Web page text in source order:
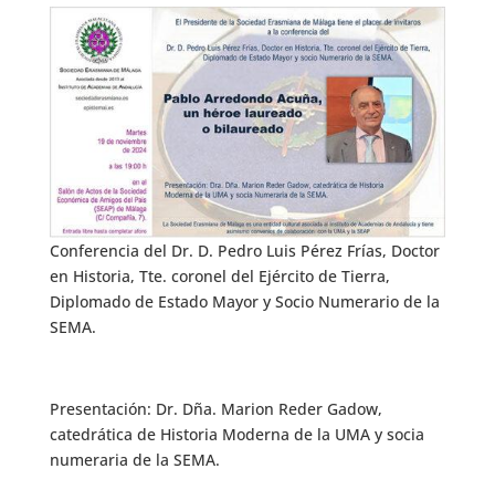
Conferencia del Dr. D. Pedro Luis Pérez Frías, Doctor
en Historia, Tte. coronel del Ejército de Tierra,
Diplomado de Estado Mayor y Socio Numerario de la
SEMA.
Presentación: Dr. Dña. Marion Reder Gadow,
catedrática de Historia Moderna de la UMA y socia
numeraria de la SEMA.